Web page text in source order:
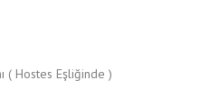
( Hostes Eşliğinde )